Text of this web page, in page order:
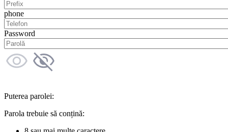
phone
Password
Puterea parolei:
Parola trebuie să conțină: